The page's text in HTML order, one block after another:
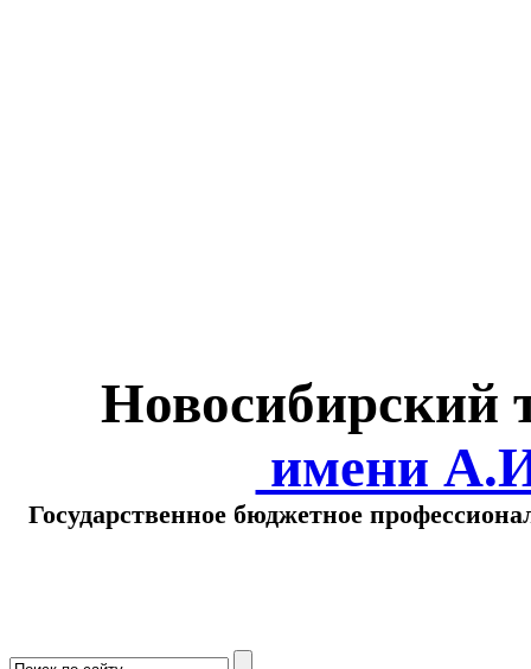
Новосибирский
имени
Государственное бюджетное